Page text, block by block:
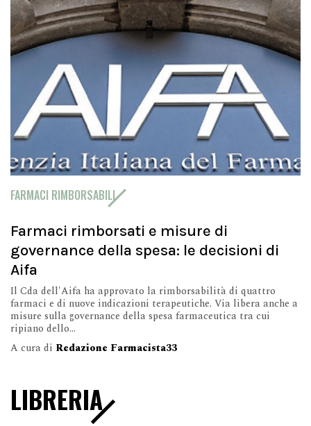
FARMACI RIMBORSABILI
Farmaci rimborsati e misure di
governance della spesa: le decisioni di
Aifa
Il Cda dell'Aifa ha approvato la rimborsabilità di quattro
farmaci e di nuove indicazioni terapeutiche. Via libera anche a
misure sulla governance della spesa farmaceutica tra cui
ripiano dello...
A cura di Redazione Farmacista33
LIBRERIA